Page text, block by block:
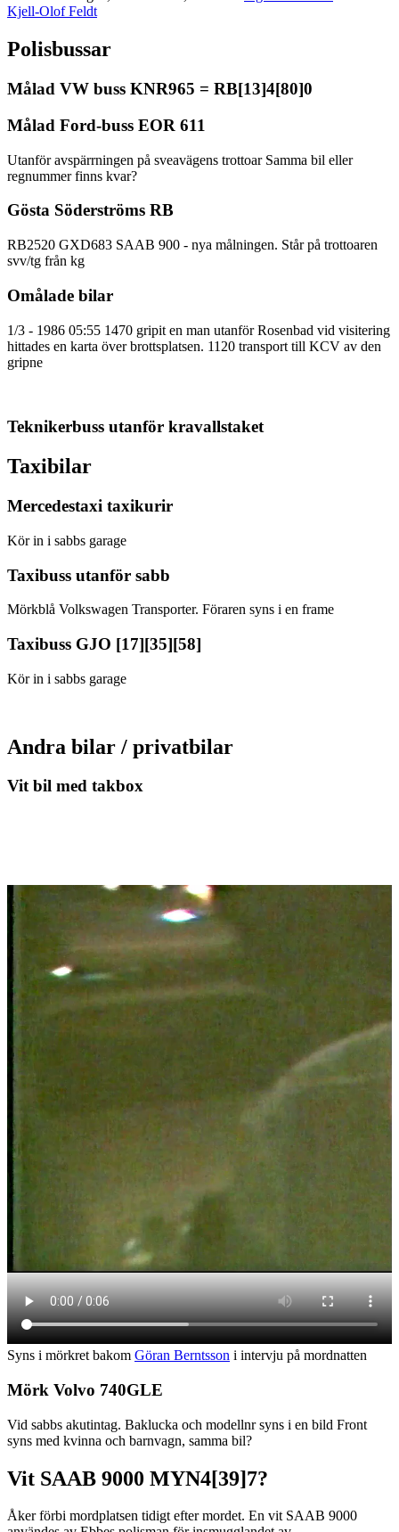
Kjell-Olof Feldt
Polisbussar
Målad VW buss KNR965 = RB[13]4[80]0
Målad Ford-buss EOR 611
Utanför avspärrningen på sveavägens trottoar Samma bil eller
regnummer finns kvar?
Gösta Söderströms RB
RB2520 GXD683 SAAB 900 - nya målningen. Står på trottoaren
svv/tg från kg
Omålade bilar
1/3 - 1986 05:55 1470 gripit en man utanför Rosenbad vid visitering
hittades en karta över brottsplatsen. 1120 transport till KCV av den
gripne
Teknikerbuss utanför kravallstaket
Taxibilar
Mercedestaxi taxikurir
Kör in i sabbs garage
Taxibuss utanför sabb
Mörkblå Volkswagen Transporter. Föraren syns i en frame
Taxibuss GJO [17][35][58]
Kör in i sabbs garage
Andra bilar / privatbilar
Vit bil med takbox
Syns i mörkret bakom Göran Berntsson i intervju på mordnatten
Mörk Volvo 740GLE
Vid sabbs akutintag. Baklucka och modellnr syns i en bild Front
syns med kvinna och barnvagn, samma bil?
Vit SAAB 9000 MYN4[39]7?
Åker förbi mordplatsen tidigt efter mordet. En vit SAAB 9000